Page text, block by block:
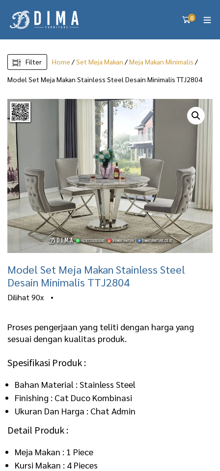
0
Filter Home /Set Meja Makan /Meja Makan Minimalis /
Model Set Meja Makan Stainless Steel Desain Minimalis TTJ2804
Model Set Meja Makan Stainless Steel
Desain Minimalis TTJ2804
Dilihat 90x •
Proses pengerjaan yang teliti dengan harga yang
sesuai dengan kualitas produk.
Spesifikasi Produk :
Bahan Material : Stainless Steel
Finishing : Cat Duco Kombinasi
Ukuran Dan Harga : Chat Admin
Detail Produk :
Meja Makan : 1 Piece
Kursi Makan : 4 Pieces